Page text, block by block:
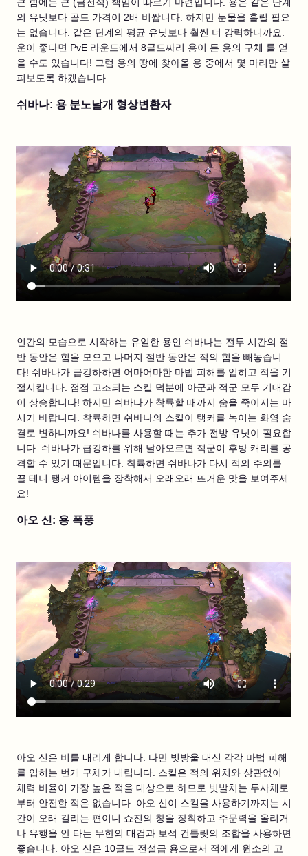
의 유닛보다 골드 가격이 2배 비쌉니다. 하지만 눈물을 흘릴 필요
는 없습니다. 같은 단계의 평균 유닛보다 훨씬 더 강력하니까요.
운이 좋다면 PvE 라운드에서 8골드짜리 용이 든 용의 구체 를 얻
을 수도 있습니다! 그럼 용의 땅에 찾아올 용 중에서 몇 마리만 살
펴보도록 하겠습니다.
쉬바나: 용 분노날개 형상변환자
인간의 모습으로 시작하는 유일한 용인 쉬바나는 전투 시간의 절
반 동안은 힘을 모으고 나머지 절반 동안은 적의 힘을 빼놓습니
다! 쉬바나가 급강하하면 어마어마한 마법 피해를 입히고 적을 기
절시킵니다. 점점 고조되는 스킬 덕분에 아군과 적군 모두 기대감
이 상승합니다! 하지만 쉬바나가 착륙할 때까지 숨을 죽이지는 마
시기 바랍니다. 착륙하면 쉬바나의 스킬이 탱커를 녹이는 화염 숨
결로 변하니까요! 쉬바나를 사용할 때는 추가 전방 유닛이 필요합
니다. 쉬바나가 급강하를 위해 날아오르면 적군이 후방 캐리를 공
격할 수 있기 때문입니다. 착륙하면 쉬바나가 다시 적의 주의를
끌 테니 탱커 아이템을 장착해서 오래오래 뜨거운 맛을 보여주세
요!
아오 신: 용 폭풍
아오 신은 비를 내리게 합니다. 다만 빗방울 대신 각각 마법 피해
를 입히는 번개 구체가 내립니다. 스킬은 적의 위치와 상관없이
체력 비율이 가장 높은 적을 대상으로 하므로 빗발치는 투사체로
부터 안전한 적은 없습니다. 아오 신이 스킬을 사용하기까지는 시
간이 오래 걸리는 편이니 쇼진의 창을 장착하고 주문력을 올리거
나 유행을 안 타는 무한의 대검과 보석 건틀릿의 조합을 사용하면
좋습니다. 아오 신은 10골드 전설급 용으로서 적에게 원소의 고